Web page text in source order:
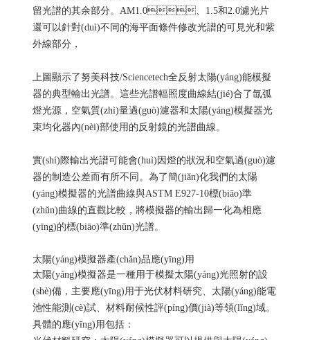
留光譜的其余部分。AM1.0、1.5和2.0濾光片
還可以針對(duì)不同的海平面條件修改光譜的可見光和紫
外線部分，
上圖顯示了 努美科技/Sciencetech全反射太陽(yáng)能模擬
器的典型輸出光譜。這些光譜輻照度曲線結(jié)合了氙弧
燈光源，空氣質(zhì)量過(guò)濾器和太陽(yáng)模擬器光
束均化器內(nèi)部使用的反射鏡的光譜曲線。
實(shí)際輸出光譜可能會(huì)因燈的狀況和空氣過(guò)濾
器的制造公差而有所不同。為了簡(jiǎn)化我們的太陽
(yáng)模擬器的光譜曲線與ASTM E927-10標(biāo)準
(zhǔn)曲線的直觀比較，將模擬器的輸出歸一化為相應
(yīng)的標(biāo)準(zhǔn)光譜。
太陽(yáng)模擬器產(chǎn)品應(yīng)用
太陽(yáng)模擬器是一種用于模擬太陽(yáng)光照射的設
(shè)備，主要應(yīng)用于光伏材料研究、太陽(yáng)能電
池性能測(cè)試、材料耐候性評(píng)價(jià)等領(lǐng)域。
具體的應(yīng)用包括：